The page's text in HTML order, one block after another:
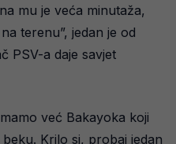
mu je veća minutaža,
terenu”, jedan je od
PSV-a daje savjet
već Bakayoka koji
Krilo si, probaj jedan